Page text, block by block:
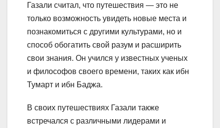
Газали считал, что путешествия — это не
только возможность увидеть новые места и
познакомиться с другими культурами, но и
способ обогатить свой разум и расширить
свои знания. Он учился у известных ученых
и философов своего времени, таких как ибн
Тумарт и ибн Баджа.
В своих путешествиях Газали также
встречался с различными лидерами и